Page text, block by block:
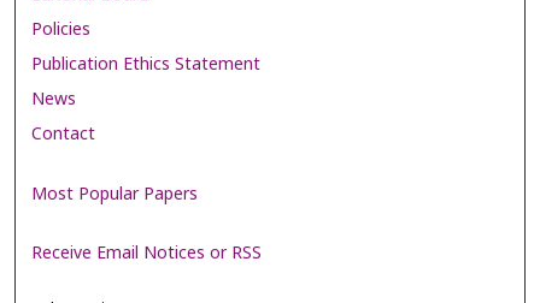
Policies
Publication Ethics Statement
News
Contact
Most Popular Papers
Receive Email Notices or RSS